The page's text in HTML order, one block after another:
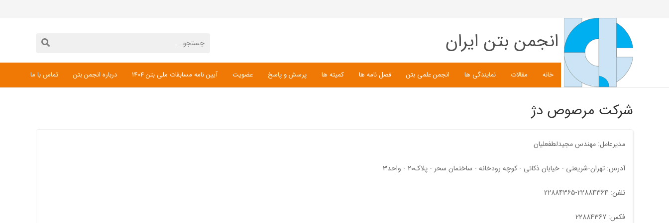
انجمن بتن ایران
خانه مقالات نمایندگی ها انجمن علمی بتن فصل نامه ها کمیته ها پرسش و پاسخ عضویت آیین نامه مسابقات ملی بتن 1404 درباره انجمن بتن تماس با ما
شرکت مرصوص دژ
مدیرعامل: مهندس مجیدلطفعلیان
آدرس: تهران-شریعتی - خیابان ذکائی - کوچه رودخانه - ساختمان سحر - پلاک20 - واحد3
تلفن: 22884364-22884365
فکس: 22884367